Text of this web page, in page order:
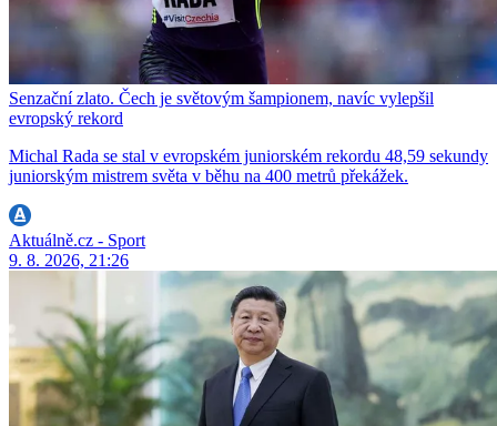
Senzační zlato. Čech je světovým šampionem, navíc vylepšil
evropský rekord
Michal Rada se stal v evropském juniorském rekordu 48,59 sekundy
juniorským mistrem světa v běhu na 400 metrů překážek.
Aktuálně.cz - Sport
9. 8. 2026, 21:26